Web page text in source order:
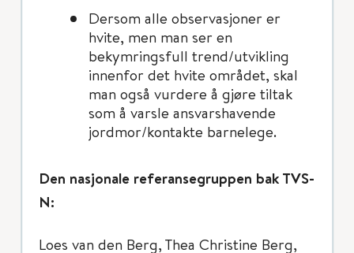
Dersom alle observasjoner er
hvite, men man ser en
bekymringsfull trend/utvikling
innenfor det hvite området, skal
man også vurdere å gjøre tiltak
som å varsle ansvarshavende
jordmor/kontakte barnelege.
Den nasjonale referansegruppen bak TVS-
N:
Loes van den Berg, Thea Christine Berg,